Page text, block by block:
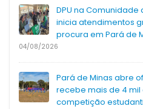
DPU na
inicia atendimentos
procura em Pará de
04/08/2026
Pará de Minas abre
recebe mais de 4
competição